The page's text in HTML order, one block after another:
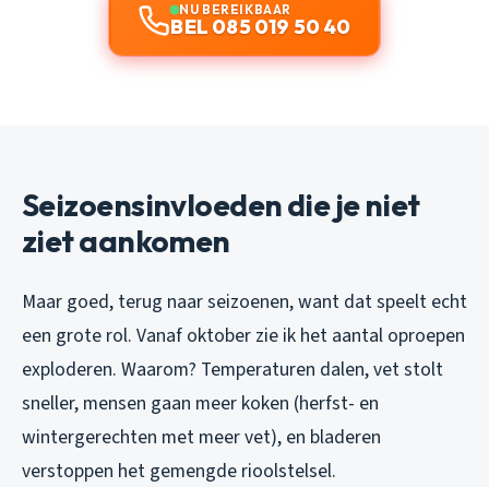
NU BEREIKBAAR
BEL 085 019 50 40
Seizoensinvloeden die je niet
ziet aankomen
Maar goed, terug naar seizoenen, want dat speelt echt
een grote rol. Vanaf oktober zie ik het aantal oproepen
exploderen. Waarom? Temperaturen dalen, vet stolt
sneller, mensen gaan meer koken (herfst- en
wintergerechten met meer vet), en bladeren
verstoppen het gemengde rioolstelsel.